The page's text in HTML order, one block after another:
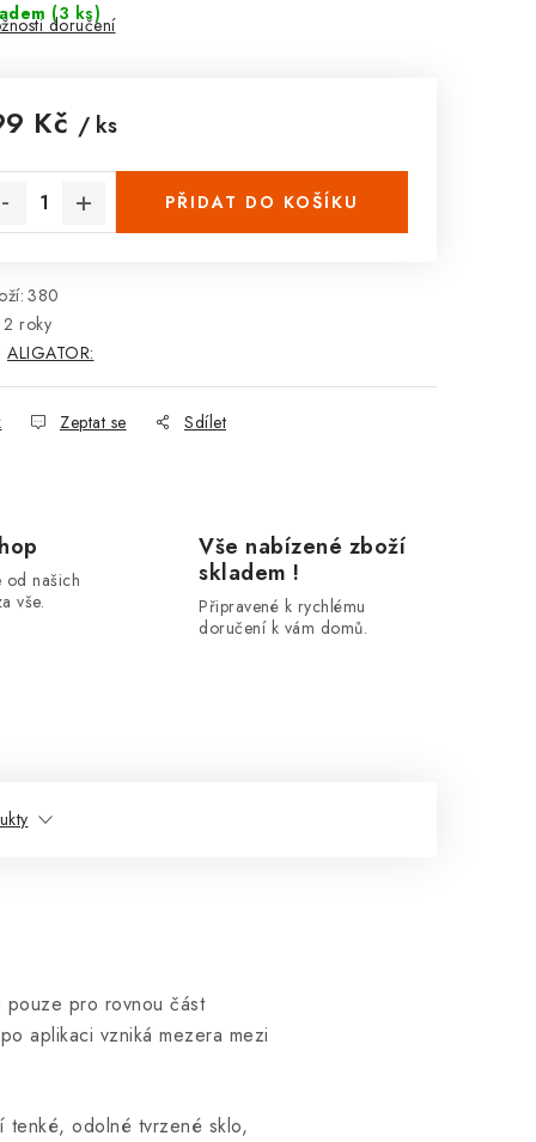
(3 ks)
doručení
Kč / ks
PŘIDAT DO KOŠÍKU
380
2 roky
ALIGATOR:
Zeptat se Sdílet
od našich
vše.
Vše nabízené zboží
skladem !
Připravené k rychlému
doručení k vám domů.
pro rovnou část
aplikaci vzniká mezera mezi
tenké, odolné tvrzené sklo,